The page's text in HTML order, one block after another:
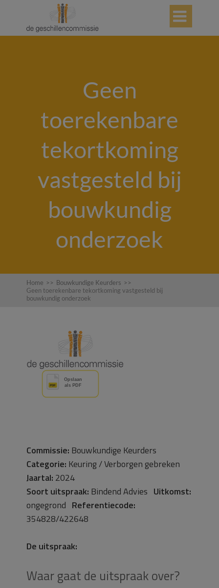

Geen
toerekenbare
tekortkoming
vastgesteld bij
bouwkundig
onderzoek
Home >> Bouwkundige Keurders >>
Geen toerekenbare tekortkoming vastgesteld bij
bouwkundig onderzoek
Commissie: Bouwkundige Keurders
Categorie: Keuring / Verborgen gebreken
Jaartal: 2024
Soort uitspraak: Bindend Advies Uitkomst:
ongegrond Referentiecode:
354828/422648
De uitspraak:
Waar gaat de uitspraak over?